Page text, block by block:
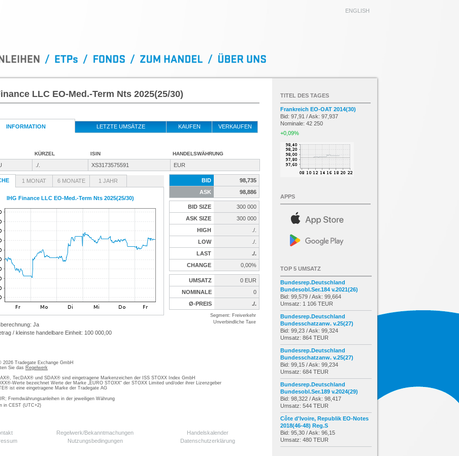
ENGLISH
LLC EO-Med.-Term Nts 2025(25/30)
INFORMATION LETZTE UMSÄTZE KAUFEN VERKAUFEN
KÜRZEL ISIN HANDELSWÄHRUNG
./. XS3173575591 EUR
1 MONAT 6 MONATE 1 JAHR
IHG Finance LLC EO-Med.-Term Nts 2025(25/30)
Ja
/ kleinste handelbare Einheit: 100 000,00
BID
98,735
ASK
98,886
BID SIZE
300 000
ASK SIZE
300 000
HIGH
./.
LOW
./.
LAST
./.
CHANGE
0,00%
UMSATZ
0 EUR
NOMINALE
0
Ø-PREIS
./.
Segment: Freiverkehr
Unverbindliche Taxe
2026 Tradegate Exchange GmbH
Sie das Regelwerk
TecDAX® und SDAX® sind eingetragene Markenzeichen der ISS STOXX Index GmbH
Werte bezeichnet Werte der Marke „EURO STOXX“ der STOXX Limited und/oder ihrer Lizenzgeber
ist eine eingetragene Marke der Tradegate AG
Fremdwährungsanleihen in der jeweiligen Währung
in CEST (UTC+2)
Regelwerk/Bekanntmachungen
Handelskalender
Nutzungsbedingungen Datenschutzerklärung
TITEL DES TAGES
Frankreich EO-OAT 2014(30)
Bid: 97,91 / Ask: 97,937
Nominale: 42 250
+0,09%
APPS
TOP 5 UMSATZ
Bundesrep.Deutschland
Bundesobl.Ser.184 v.2021(26)
Bid: 99,579 / Ask: 99,664
Umsatz: 1 106 TEUR
Bundesrep.Deutschland
Bundesschatzanw. v.25(27)
Bid: 99,23 / Ask: 99,324
Umsatz: 864 TEUR
Bundesrep.Deutschland
Bundesschatzanw. v.25(27)
Bid: 99,15 / Ask: 99,234
Umsatz: 684 TEUR
Bundesrep.Deutschland
Bundesobl.Ser.189 v.2024(29)
Bid: 98,322 / Ask: 98,417
Umsatz: 544 TEUR
Côte d'Ivoire, Republik EO-Notes
2018(46-48) Reg.S
Bid: 95,30 / Ask: 96,15
Umsatz: 480 TEUR